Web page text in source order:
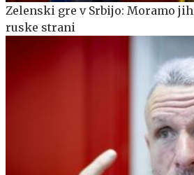
Zelenski gre v Srbijo: Moramo
ruske strani